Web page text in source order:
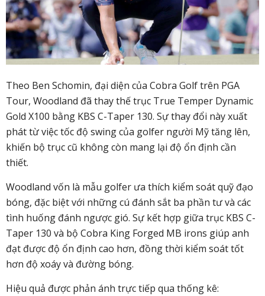
Theo Ben Schomin, đại diện của Cobra Golf trên PGA
Tour, Woodland đã thay thế trục True Temper Dynamic
Gold X100 bằng KBS C-Taper 130. Sự thay đổi này xuất
phát từ việc tốc độ swing của golfer người Mỹ tăng lên,
khiến bộ trục cũ không còn mang lại độ ổn định cần
thiết.
Woodland vốn là mẫu golfer ưa thích kiểm soát quỹ đạo
bóng, đặc biệt với những cú đánh sắt ba phần tư và các
tình huống đánh ngược gió. Sự kết hợp giữa trục KBS C-
Taper 130 và bộ Cobra King Forged MB irons giúp anh
đạt được độ ổn định cao hơn, đồng thời kiểm soát tốt
hơn độ xoáy và đường bóng.
Hiệu quả được phản ánh trực tiếp qua thống kê: